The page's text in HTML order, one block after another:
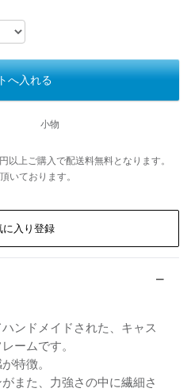
へ入れる
小物
上ご購入で配送料無料となります。
いております。
に入り登録
ンドメイドされた、キャス
ームです。
特徴。
また、力強さの中に繊細さ